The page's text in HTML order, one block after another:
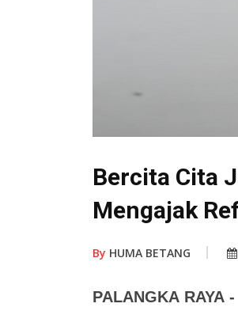
Bercita Cita
Mengajak
By HUMA BETANG
PALANGKA RAYA -